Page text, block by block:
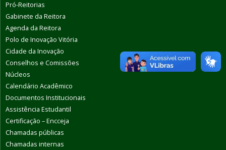
Pró-Reitorias
Gabinete da Reitora
Agenda da Reitora
Polo de Inovação Vitória
Cidade da Inovação
Conselhos e Comissões
Núcleos
Calendário Acadêmico
Documentos Institucionais
Assistência Estudantil
Certificação – Encceja
Chamadas públicas
Chamadas internas